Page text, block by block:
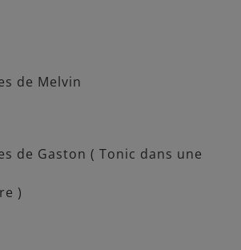
de Melvin
de Gaston ( Tonic dans une
)